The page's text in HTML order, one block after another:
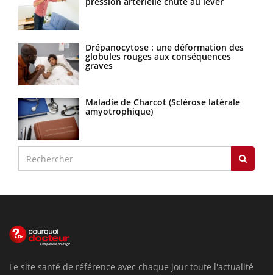
Drépanocytose : une déformation des
globules rouges aux conséquences
graves
Maladie de Charcot (Sclérose latérale
amyotrophique)
Le site santé de référence avec chaque jour toute l'actualité